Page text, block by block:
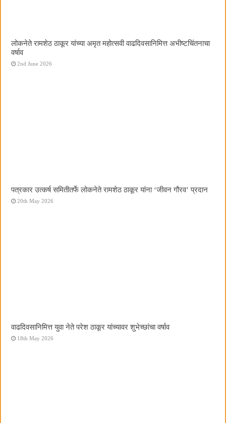
लोकनेते रामशेठ ठाकूर यांच्या अमृत महोत्सवी वाढदिवसानिमित्त अभीष्टचिंतनाचा
वर्षाव
2nd June 2026
पत्रकार उत्कर्ष समितीतर्फे लोकनेते रामशेठ ठाकूर यांना ‌‘जीवन गौरव‌’ प्रदान
20th May 2026
वाढदिवसानिमित्त युवा नेते परेश ठाकूर यांच्यावर शुभेच्छांचा वर्षाव
18th May 2026